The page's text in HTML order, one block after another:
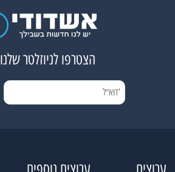
הצטרפו לניוזלטר שלנו